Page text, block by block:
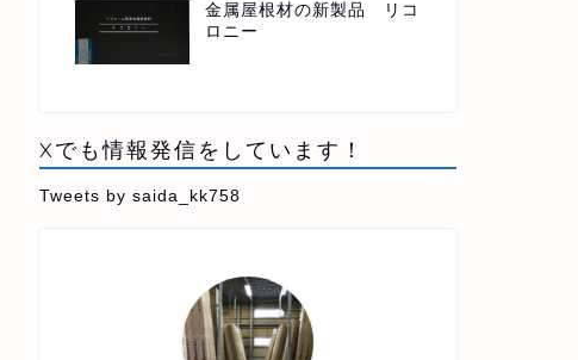
金属屋根材の新製品 リコ
ロニー
Xでも情報発信をしています！
Tweets by saida_kk758